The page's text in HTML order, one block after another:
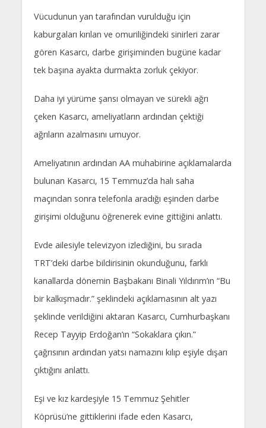
Vücudunun yan tarafından vurulduğu için
kaburgaları kırılan ve omuriliğindeki sinirleri zarar
gören Kasarcı, darbe girişiminden bugüne kadar
tek başına ayakta durmakta zorluk çekiyor.
Daha iyi yürüme şansı olmayan ve sürekli ağrı
çeken Kasarcı, ameliyatların ardından çektiği
ağrıların azalmasını umuyor.
Ameliyatının ardından AA muhabirine açıklamalarda
bulunan Kasarcı, 15 Temmuz’da halı saha
maçından sonra telefonla aradığı eşinden darbe
girişimi olduğunu öğrenerek evine gittiğini anlattı.
Evde ailesiyle televizyon izlediğini, bu sırada
TRT’deki darbe bildirisinin okunduğunu, farklı
kanallarda dönemin Başbakanı Binali Yıldırım’ın “Bu
bir kalkışmadır.” şeklindeki açıklamasının alt yazı
şeklinde verildiğini aktaran Kasarcı, Cumhurbaşkanı
Recep Tayyip Erdoğan’ın “Sokaklara çıkın.”
çağrısının ardından yatsı namazını kılıp eşiyle dışarı
çıktığını anlattı.
Eşi ve kız kardeşiyle 15 Temmuz Şehitler
Köprüsü’ne gittiklerini ifade eden Kasarcı,